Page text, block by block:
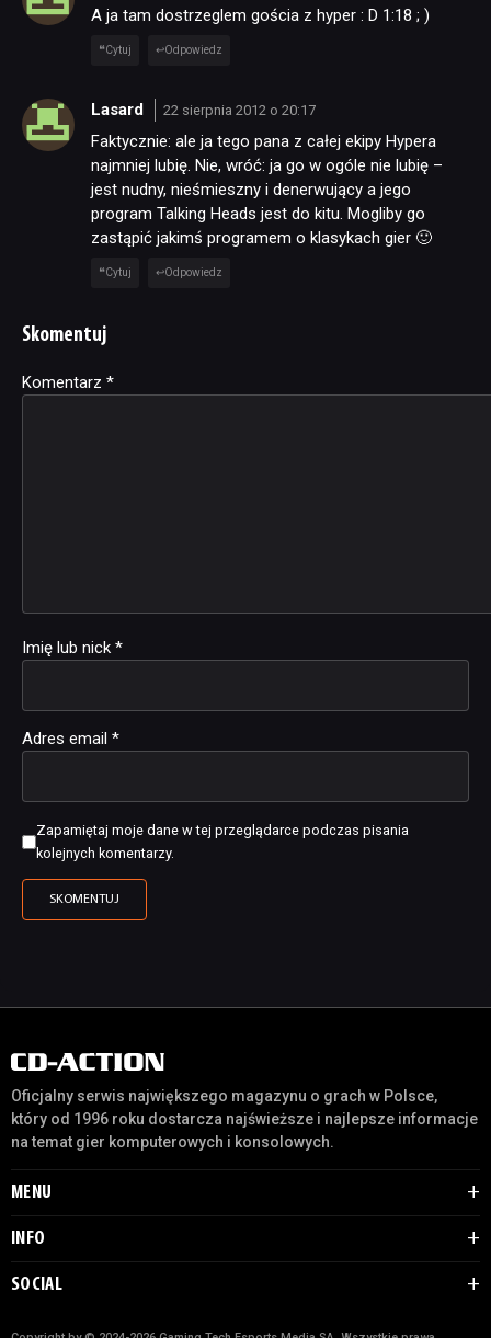
A ja tam dostrzeglem gościa z hyper : D 1:18 ; )
Cytuj Odpowiedz
Lasard 22 sierpnia 2012 o 20:17
Faktycznie: ale ja tego pana z całej ekipy Hypera
najmniej lubię. Nie, wróć: ja go w ogóle nie lubię –
jest nudny, nieśmieszny i denerwujący a jego
program Talking Heads jest do kitu. Mogliby go
zastąpić jakimś programem o klasykach gier 🙂
Cytuj Odpowiedz
Skomentuj
Komentarz *
Imię lub nick *
Adres email *
Zapamiętaj moje dane w tej przeglądarce podczas pisania
kolejnych komentarzy.
Alternative:
Oficjalny serwis największego magazynu o grach w Polsce,
który od 1996 roku dostarcza najświeższe i najlepsze informacje
na temat gier komputerowych i konsolowych.
MENU
INFO
SOCIAL